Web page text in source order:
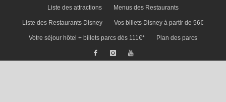
Liste des attractions Menus des Restaurants
Liste des Restaurants Disney Vos billets Disney à partir de 56€
Votre séjour hôtel + billets parcs dès 111€* Plan des parcs